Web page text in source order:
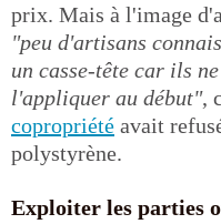
prix. Mais à l'image
"peu d'artisans
un casse-tête car ils
l'appliquer au début",
copropriété avait
polystyrène.
Exploiter les parties